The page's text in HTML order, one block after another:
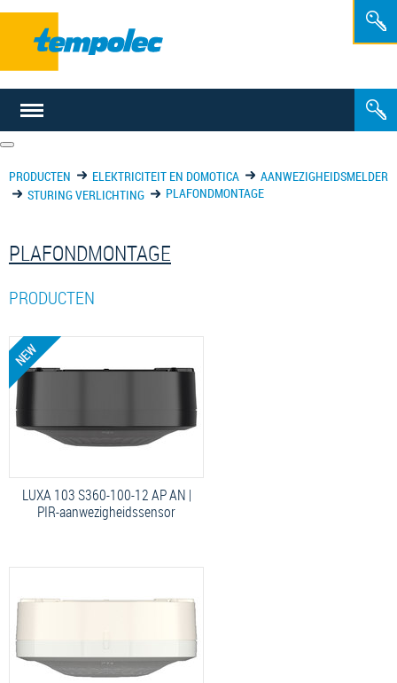
FR
NL
PRODUCTEN ELEKTRICITEIT EN DOMOTICA
AANWEZIGHEIDSMELDER
STURING VERLICHTING
PLAFONDMONTAGE
PLAFONDMONTAGE
PRODUCTEN
LUXA 103 S360-100-12 AP AN |
PIR-aanwezigheidssensor